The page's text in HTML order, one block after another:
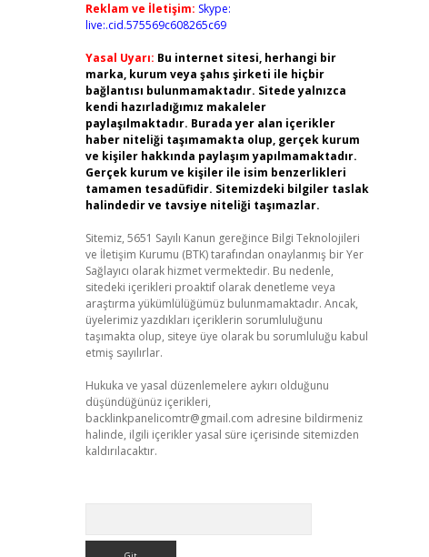
Reklam ve İletişim: Skype:
live:.cid.575569c608265c69
Yasal Uyarı: Bu internet sitesi, herhangi bir
marka, kurum veya şahıs şirketi ile hiçbir
bağlantısı bulunmamaktadır. Sitede yalnızca
kendi hazırladığımız makaleler
paylaşılmaktadır. Burada yer alan içerikler
haber niteliği taşımamakta olup, gerçek kurum
ve kişiler hakkında paylaşım yapılmamaktadır.
Gerçek kurum ve kişiler ile isim benzerlikleri
tamamen tesadüfidir. Sitemizdeki bilgiler taslak
halindedir ve tavsiye niteliği taşımazlar.
Sitemiz, 5651 Sayılı Kanun gereğince Bilgi Teknolojileri
ve İletişim Kurumu (BTK) tarafından onaylanmış bir Yer
Sağlayıcı olarak hizmet vermektedir. Bu nedenle,
sitedeki içerikleri proaktif olarak denetleme veya
araştırma yükümlülüğümüz bulunmamaktadır. Ancak,
üyelerimiz yazdıkları içeriklerin sorumluluğunu
taşımakta olup, siteye üye olarak bu sorumluluğu kabul
etmiş sayılırlar.
Hukuka ve yasal düzenlemelere aykırı olduğunu
düşündüğünüz içerikleri,
backlinkpanelicomtr@gmail.com adresine bildirmeniz
halinde, ilgili içerikler yasal süre içerisinde sitemizden
kaldırılacaktır.